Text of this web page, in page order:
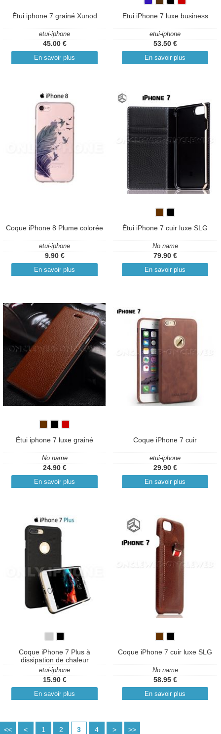
Étui iphone 7 grainé Xunod
etui-iphone
45.00 €
En savoir plus
Etui iPhone 7 luxe business
etui-iphone
53.50 €
En savoir plus
Coque iPhone 8 Plume colorée
etui-iphone
9.90 €
En savoir plus
Étui iPhone 7 cuir luxe SLG
No name
79.90 €
En savoir plus
Étui iphone 7 luxe grainé
No name
24.90 €
En savoir plus
Coque iPhone 7 cuir
etui-iphone
29.90 €
En savoir plus
Coque iPhone 7 Plus à
dissipation de chaleur
etui-iphone
15.90 €
En savoir plus
Coque iPhone 7 cuir luxe SLG
No name
58.95 €
En savoir plus
<< < 1 2 3 4 > >>